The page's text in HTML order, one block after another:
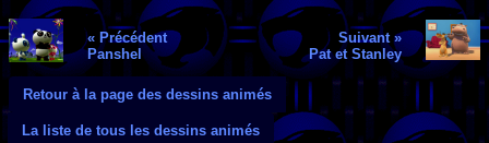
« Précédent
Panshel
Suivant »
Pat et Stanley
Retour à la page des dessins animés
La liste de tous les dessins animés